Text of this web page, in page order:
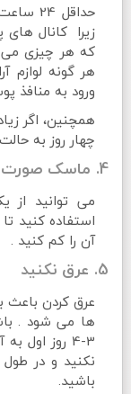
حداقل
زیرا کانال
که هر چیزی می
هر گونه لوازم
ورود به منافذ
همچنین، اگر
چهار روز به
4. ماسک صورت
می توانید
استفاده کنید
آن را کم کنید .
5. عرق نکنید
عرق کردن باعث
ها می شود .
3-4 روز
نکنید و در
باشید.